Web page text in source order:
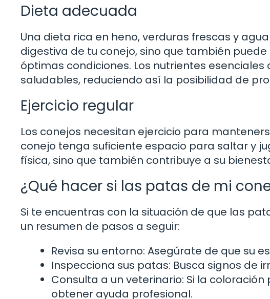
Dieta adecuada
Una dieta rica en heno, verduras frescas y
digestiva de tu conejo, sino que también
óptimas condiciones. Los nutrientes
saludables, reduciendo así la posibilidad de
Ejercicio regular
Los conejos necesitan ejercicio para
conejo tenga suficiente espacio para saltar y
física, sino que también contribuye a su
¿Qué hacer si las patas de mi
Si te encuentras con la situación de que las
un resumen de pasos a seguir:
Revisa su entorno: Asegúrate de que su
Inspecciona sus patas: Busca signos de
Consulta a un veterinario: Si la
obtener ayuda profesional.